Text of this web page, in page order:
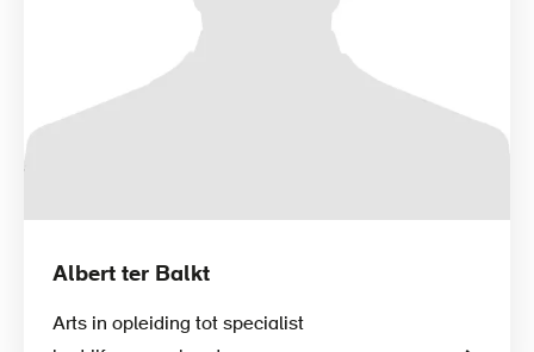
Albert ter Balkt
Arts in opleiding tot specialist